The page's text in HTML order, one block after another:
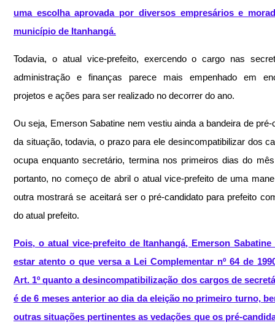
uma escolha aprovada por diversos empresários e
município de Itanhangá.
Todavia, o atual vice-prefeito, exercendo o cargo nas
administração e finanças parece mais empenhado em
projetos e ações para ser realizado no decorrer do ano.
Ou seja, Emerson Sabatine nem vestiu ainda a bandeira de pré-
da situação, todavia, o prazo para ele desincompatibilizar dos
ocupa enquanto secretário, termina nos primeiros dias do
portanto, no começo de abril o atual vice-prefeito de uma
outra mostrará se aceitará ser o pré-candidato para prefeito
do atual prefeito.
Pois, o atual vice-prefeito de Itanhangá, Emerson Sabatine
estar atento o que versa a Lei Complementar nº 64 de
Art. 1º quanto a desincompatibilização dos cargos de
é de 6 meses anterior ao dia da eleição no primeiro turno,
outras situações pertinentes as vedações que os pré-